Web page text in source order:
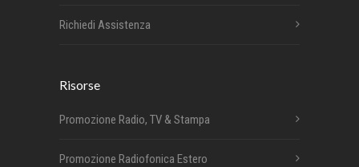
Richiedi Assistenza
Risorse
Promozione Radio, TV & Stampa
Promozione Radiofonica Estero